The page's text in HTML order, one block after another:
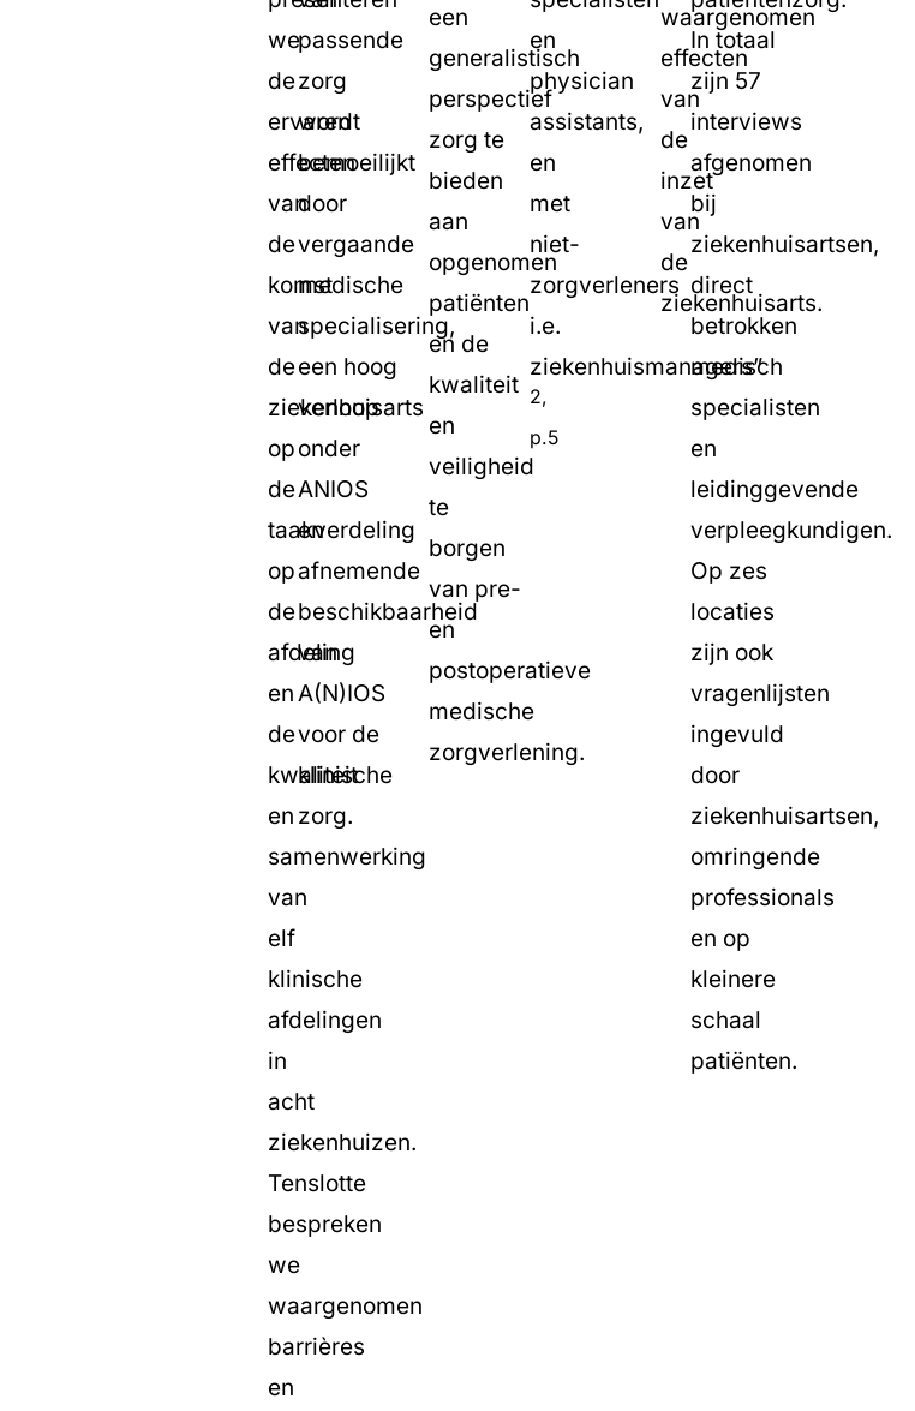
we
de
ervaren
effecten
van
de
komst
van
de
ziekenhuisarts
op
de
taakverdeling
op
de
afdeling
en
de
kwaliteit
en
samenwerking
van
elf
klinische
afdelingen
in
acht
ziekenhuizen.
Tenslotte
bespreken
we
waargenomen
barrières
en
passende
zorg
wordt
bemoeilijkt
door
vergaande
medische
specialisering,
een hoog
verloop
onder
ANIOS
en
afnemende
beschikbaarheid
van
A(N)IOS
voor de
klinische
zorg.
een
generalistisch
perspectief
zorg te
bieden
aan
opgenomen
patiënten
en de
kwaliteit
en
veiligheid
te
borgen
van pre-
en
postoperatieve
medische
zorgverlening.
en
physician
assistants,
en
met
niet-
zorgverleners
i.e.
ziekenhuismanagers”
2,
p.5
waargenomen
effecten
van
de
inzet
van
de
ziekenhuisarts.
In totaal
zijn 57
interviews
afgenomen
bij
ziekenhuisartsen,
direct
betrokken
medisch
specialisten
en
leidinggevende
verpleegkundigen.
Op zes
locaties
zijn ook
vragenlijsten
ingevuld
door
ziekenhuisartsen,
omringende
professionals
en op
kleinere
schaal
patiënten.